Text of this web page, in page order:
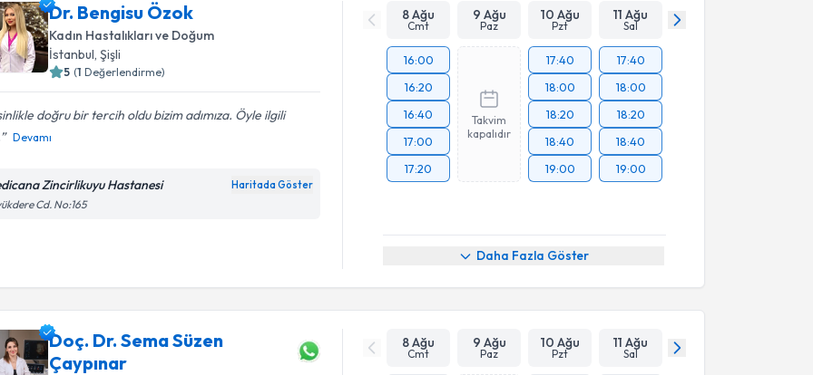
Dr. Bengisu Özok
Kadın Hastalıkları ve Doğum
İstanbul, Şişli
5 (1 Değerlendirme)
doğru bir tercih oldu bizim adımıza. Öyle ilgili
Devamı
Zincirlikuyu Hastanesi Haritada Göster
Cd. No:165
8 Ağu
Cmt
9 Ağu
Paz
10 Ağu
Pzt
11 Ağu
Sal
16:00
16:20
16:40
17:00
17:20
Takvim
kapalıdır
17:40
18:00
18:20
18:40
19:00
17:40
18:00
18:20
18:40
19:00
Daha Fazla Göster
Doç. Dr. Sema Süzen
Çaypınar
8 Ağu
Cmt
9 Ağu
Paz
10 Ağu
Pzt
11 Ağu
Sal